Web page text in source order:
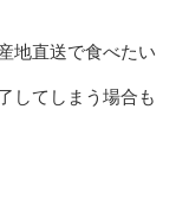
地直送で食べたい
してしまう場合も